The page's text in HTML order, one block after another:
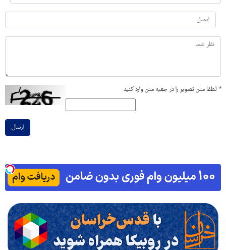
* لطفا متن تصویر را در جعبه متن وارد کنید
ارسال